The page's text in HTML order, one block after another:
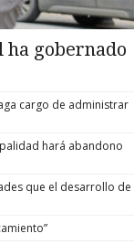
ha gobernado
cargo de administrar
hará abandono
que el desarrollo de